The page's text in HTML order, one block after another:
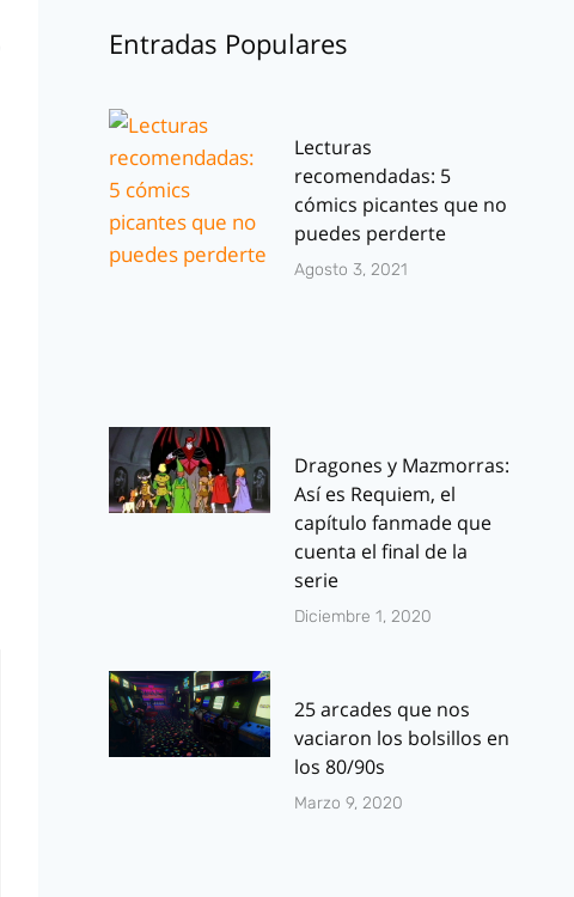
Entradas Populares
Lecturas
recomendadas: 5
cómics picantes que no
puedes perderte
Agosto 3, 2021
Dragones y Mazmorras:
Así es Requiem, el
capítulo fanmade que
cuenta el final de la
serie
Diciembre 1, 2020
25 arcades que nos
vaciaron los bolsillos en
los 80/90s
Marzo 9, 2020